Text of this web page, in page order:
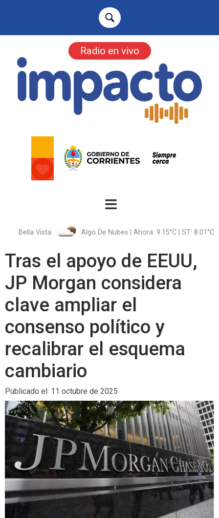
Radio en vivo
Bella Vista: Algo De Nubes | Ahora: 9.15°C | ST: 8.01°C
Tras el apoyo de EEUU,
JP Morgan considera
clave ampliar el
consenso político y
recalibrar el esquema
cambiario
Publicado el: 11 octubre de 2025